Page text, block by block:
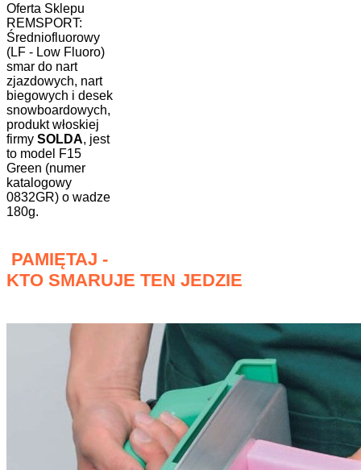
Oferta Sklepu
REMSPORT:
Średniofluorowy
(LF - Low Fluoro)
smar do nart
zjazdowych, nart
biegowych i desek
snowboardowych,
produkt włoskiej
firmy SOLDA, jest
to model F15
Green (numer
katalogowy
0832GR) o wadze
180g.
PAMIĘTAJ -
KTO SMARUJE TEN JEDZIE